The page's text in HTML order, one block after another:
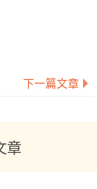
下一篇文章
章